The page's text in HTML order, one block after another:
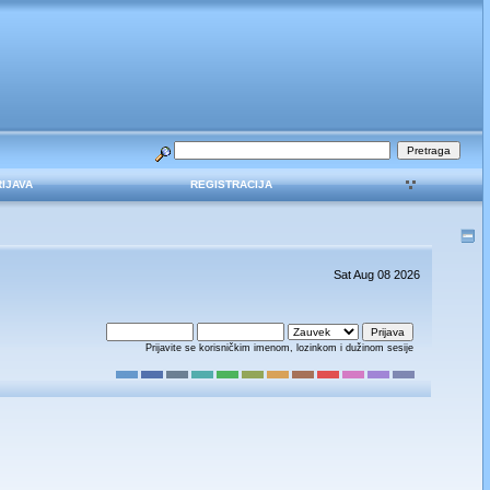
REGISTRACIJA
Sat Aug 08 2026
Prijavite se korisničkim imenom, lozinkom i dužinom sesije